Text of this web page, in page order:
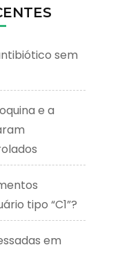
sem
e a
tipo “C1”?
em